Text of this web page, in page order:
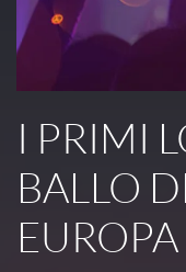
I PRIMI
BALLO